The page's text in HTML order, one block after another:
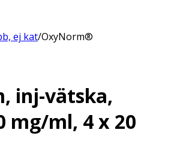
ej kat/OxyNorm®
inj-vätska,
mg/ml, 4 x 20